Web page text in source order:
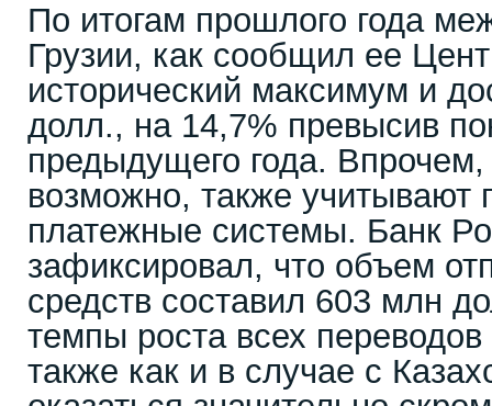
По итогам прошлого года
Грузии, как сообщил ее
исторический максимум и
долл., на 14,7% превысив
предыдущего года.
возможно, также учитывают
платежные системы. Банк
зафиксировал, что объем
средств составил 603 млн
темпы роста всех
также как и в случае с